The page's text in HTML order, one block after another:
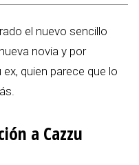
el nuevo sencillo
novia y por
quien parece que lo
a Cazzu